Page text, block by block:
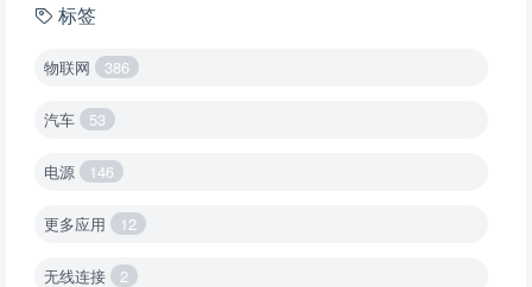
标签
物联网 386
汽车 53
电源 146
更多应用 12
无线连接 2